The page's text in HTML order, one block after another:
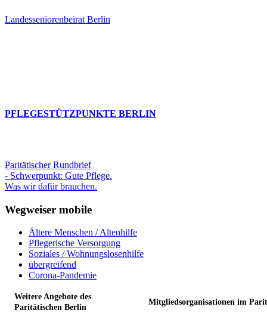
Landesseniorenbeirat Berlin
PFLEGESTÜTZPUNKTE BERLIN
Paritätischer Rundbrief
- Schwerpunkt: Gute Pflege.
Was wir dafür brauchen.
Wegweiser mobile
Ältere Menschen / Altenhilfe
Pflegerische Versorgung
Soziales / Wohnungslosenhilfe
übergreifend
Corona-Pandemie
Weitere Angebote des
Paritätischen Berlin
Mitgliedsorganisationen im